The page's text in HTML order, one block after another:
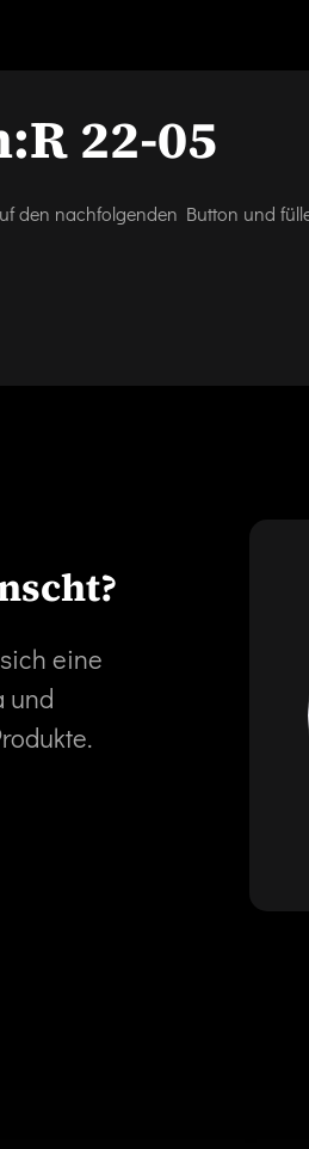
R 22-05
den nachfolgenden Button und
eine
und